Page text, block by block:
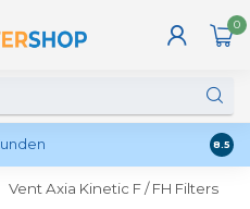
0
8.5
Vent Axia Kinetic F / FH Filters